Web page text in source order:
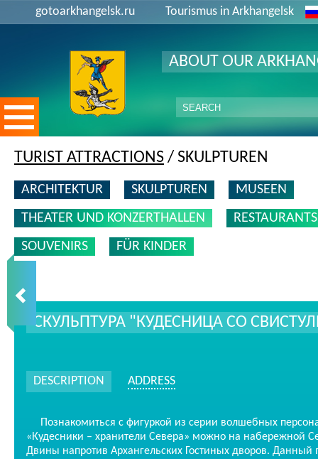
gotoarkhangelsk.ru Tourismus in Arkhangelsk
ABOUT OUR
TURIST ATTRACTIONS / SKULPTUREN
ARCHITEKTUR SKULPTUREN
MUSEEN
THEATER UND KONZERTHALLEN
RESTAURANTS
SOUVENIRS
FÜR KINDER
СКУЛЬПТУРА "КУДЕСНИЦА СО
DESCRIPTION ADDRESS
Познакомиться с фигуркой из серии волшебных
«Кудесники – хранители Севера» можно на набережной
Двины напротив Архангельских Гостиных дворов. Данный